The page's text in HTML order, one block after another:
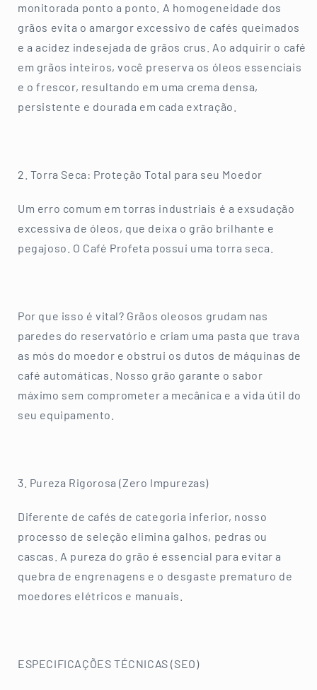
monitorada ponto a ponto. A homogeneidade dos
grãos evita o amargor excessivo de cafés queimados
e a acidez indesejada de grãos crus. Ao adquirir o café
em grãos inteiros, você preserva os óleos essenciais
e o frescor, resultando em uma crema densa,
persistente e dourada em cada extração.
2. Torra Seca: Proteção Total para seu Moedor
Um erro comum em torras industriais é a exsudação
excessiva de óleos, que deixa o grão brilhante e
pegajoso. O Café Profeta possui uma torra seca.
Por que isso é vital? Grãos oleosos grudam nas
paredes do reservatório e criam uma pasta que trava
as mós do moedor e obstrui os dutos de máquinas de
café automáticas. Nosso grão garante o sabor
máximo sem comprometer a mecânica e a vida útil do
seu equipamento.
3. Pureza Rigorosa (Zero Impurezas)
Diferente de cafés de categoria inferior, nosso
processo de seleção elimina galhos, pedras ou
cascas. A pureza do grão é essencial para evitar a
quebra de engrenagens e o desgaste prematuro de
moedores elétricos e manuais.
ESPECIFICAÇÕES TÉCNICAS (SEO)